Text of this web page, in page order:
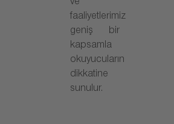
ve
faaliyetlerimiz
geniş bir
kapsamla
okuyucuların
dikkatine
sunulur.